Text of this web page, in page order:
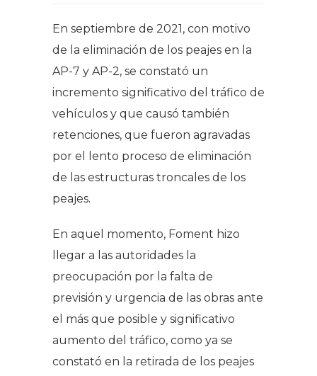
En septiembre de 2021, con motivo
de la eliminación de los peajes en la
AP-7 y AP-2, se constató un
incremento significativo del tráfico de
vehículos y que causó también
retenciones, que fueron agravadas
por el lento proceso de eliminación
de las estructuras troncales de los
peajes.
En aquel momento, Foment hizo
llegar a las autoridades la
preocupación por la falta de
previsión y urgencia de las obras ante
el más que posible y significativo
aumento del tráfico, como ya se
constató en la retirada de los peajes